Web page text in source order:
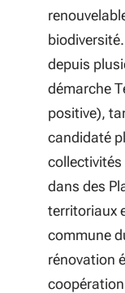
depuis
démarche
positive),
candidaté
dans des
territoriaux
commune
rénovation